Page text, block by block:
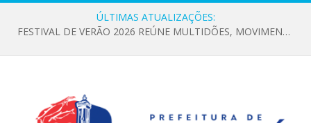
ÚLTIMAS ATUALIZAÇÕES:
FESTIVAL DE VERÃO 2026 REÚNE MULTIDÕES, MOVIMENTA A ECONOMIA E FORTALECE A CULTURA LOCAL